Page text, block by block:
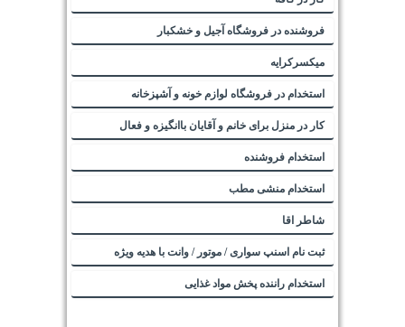
فروشنده در فروشگاه آجیل و خشکبار
میکسرکرایه
استخدام در فروشگاه لوازم خونه و آشپزخانه
کار در منزل برای خانم و آقایان باانگیزه و فعال
استخدام فروشنده
استخدام منشی مطب
شاطر اقا
ثبت نام اسنپ سواری / موتور / وانت با هدیه ویژه
استخدام راننده پخش مواد غذایی